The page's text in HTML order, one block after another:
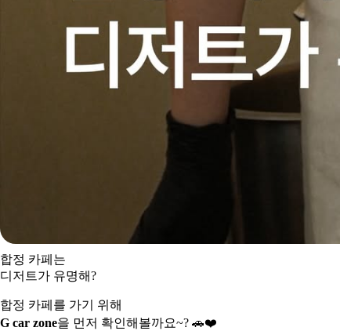
합정 카페는
디저트가 유명해?
합정 카페를 가기 위해
G car zone을 먼저 확인해볼까요~? 🚗❤